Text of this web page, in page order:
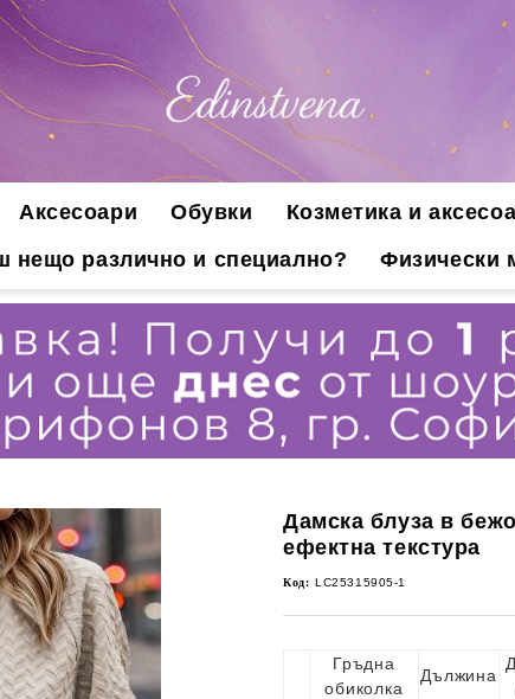
Аксесоари Обувки Козметика и
нещо различно и специално?
Физически
Дамска блуза в
ефектна текстура
Код: LC25315905-1
Гръдна
обиколка
Дължина